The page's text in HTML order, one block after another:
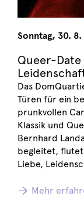
Sonntag, 30. 8.
Queer-
Das
Türen für ein
prunkvollen
Klassik und
Bernhard
begleitet, flutet
Liebe,
Mehr